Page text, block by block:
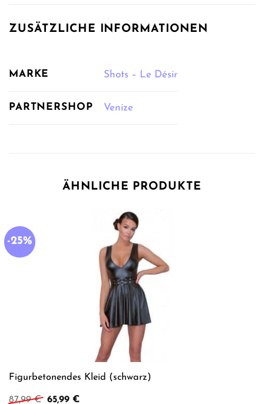
ZUSÄTZLICHE INFORMATIONEN
MARKE Shots – Le Désir
PARTNERSHOP Venize
ÄHNLICHE PRODUKTE
-25%
Figurbetonendes Kleid (schwarz)
87,99€
Ursprünglicher
65,99 €Aktueller